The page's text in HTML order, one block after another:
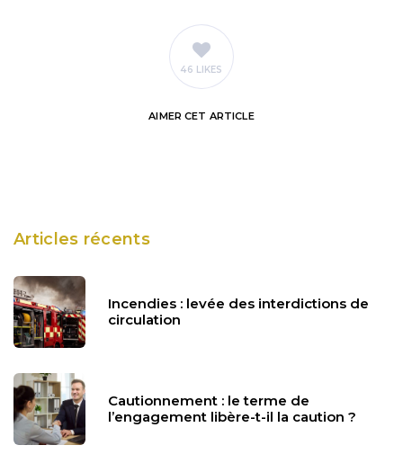
46 LIKES
AIMER CET ARTICLE
Articles récents
Incendies : levée des interdictions de
circulation
Cautionnement : le terme de
l’engagement libère-t-il la caution ?